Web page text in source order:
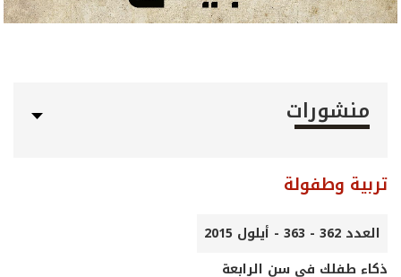
منشورات
تربية وطفولة
العدد 362 - 363 - أيلول 2015
ذكاء طفلك في سن الرابعة